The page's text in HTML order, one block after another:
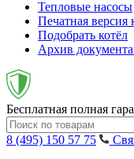
Тепловые насосы
Печатная версия
Подобрать котёл
Архив
Бесплатная полная
8 (495) 150 57 75